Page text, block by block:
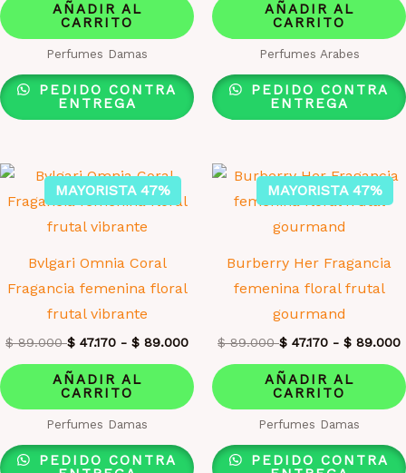
AÑADIR AL
CARRITO
Perfumes Damas
PEDIDO CONTRA
ENTREGA
AÑADIR AL
CARRITO
Perfumes Arabes
PEDIDO CONTRA
ENTREGA
MAYORISTA 47%
Bvlgari Omnia Coral
Fragancia femenina floral
frutal vibrante
$89.000 $ 47.170 - $ 89.000
AÑADIR AL
CARRITO
Perfumes Damas
PEDIDO CONTRA
MAYORISTA 47%
Burberry Her Fragancia
femenina floral frutal
gourmand
$89.000 $ 47.170 - $ 89.000
AÑADIR AL
CARRITO
Perfumes Damas
PEDIDO CONTRA